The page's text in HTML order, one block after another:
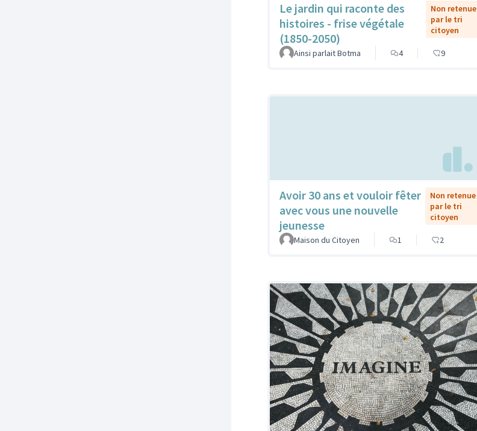
Le jardin qui raconte des
histoires - frise végétale
(1850-2050)
Non retenue
par le tri
citoyen
Ainsi parlait Botma 4 9
Avoir 30 ans et vouloir fêter
avec vous une nouvelle
jeunesse
Non retenue
par le tri
citoyen
Maison du Citoyen 1 2